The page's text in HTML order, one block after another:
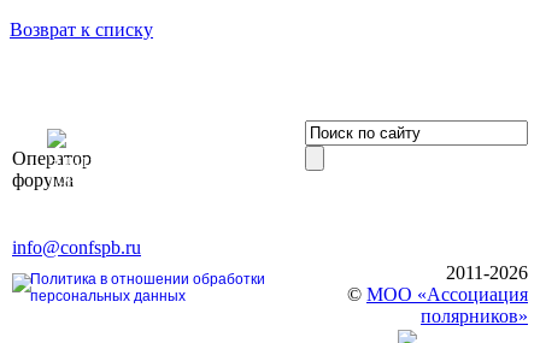
Возврат к списку
Оператор
форума
Элит»
196191, г. Санкт-Петербург,
info@confspb.ru
Политика в отношении обработки
персональных данных
2011-2026
© МОО «Ассоциация
полярников»